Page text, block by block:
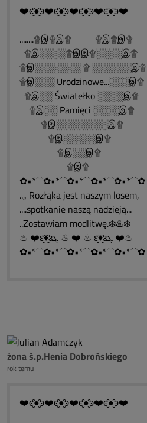
❤️ͼ̮̑●̮̑ͽ❤️ͼ̮̑●̮̑ͽ❤️ͼ̮̑●̮̑ͽ❤️ͼ̮̑●̮̑ͽ❤️
........۩இ۩இ۩ ۩இ۩இ۩
۩இ░░░░۩இஇ۩░░░░இ۩
۩இ░░░░░░░ ۩ ░░░░░░இ۩
۩இ░░░ Urodzinowe...░░░இ۩
۩இ░░ Światełko ░░░░இ۩
۩இ░░ Pamięci ░░░░இ۩
۩இ░░░░░░░░இ۩
۩இ░░░░░இ۩
۩இ░░இ۩
۩இ۩
✿•*´¯`✿•*´¯`✿•*´¯`✿•*´¯`✿•*´¯`✿
..„ Rozłąka jest naszym losem,
....spotkanie naszą nadzieją...
..Zostawiam modlitwę.❄️♨️❄️
♨ ❤️ԑ̮̑♦̮̑ɜܓ ♨ ❤️ ♨ ԑ̮̑♦̮̑ɜܓ ❤️♨
✿•*´¯`✿•*´¯`✿•*´¯`✿•*´¯`✿•*´¯`✿
żona ś.p.Henia Dobrońskiego
rok temu
❤️ͼ̮̑●̮̑ͽ❤️ͼ̮̑●̮̑ͽ❤️ͼ̮̑●̮̑ͽ❤️ͼ̮̑●̮̑ͽ❤️